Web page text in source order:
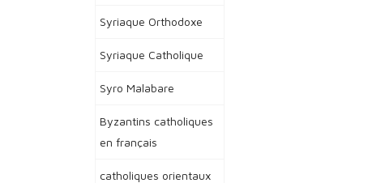
Syriaque Orthodoxe
Syriaque Catholique
Syro Malabare
Byzantins catholiques
en français
catholiques orientaux